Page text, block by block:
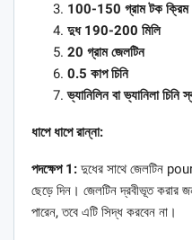
100-150 গ্রাম টক ক্রিম
দুধ 190-200 মিলি
20 গ্রাম জেলটিন
0.5 কাপ চিনি
ভ্যানিলিন বা ভ্যানিলা চিনি
ধাপে ধাপে রান্না:
পদক্ষেপ 1: দুধের সাথে জেলটিন
ছেড়ে দিন। জেলটিন দ্রবীভূত করার
পারেন, তবে এটি সিদ্ধ করবেন না।